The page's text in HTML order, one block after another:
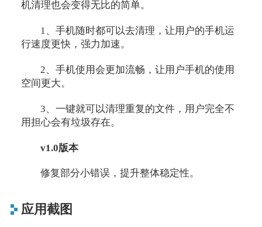
机清理也会变得无比的简单。
1、手机随时都可以去清理，让用户的手机运
行速度更快，强力加速。
2、手机使用会更加流畅，让用户手机的使用
空间更大。
3、一键就可以清理重复的文件，用户完全不
用担心会有垃圾存在。
v1.0版本
修复部分小错误，提升整体稳定性。
应用截图